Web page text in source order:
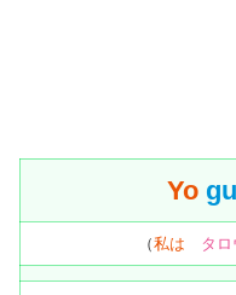
Yo
（私は タロ